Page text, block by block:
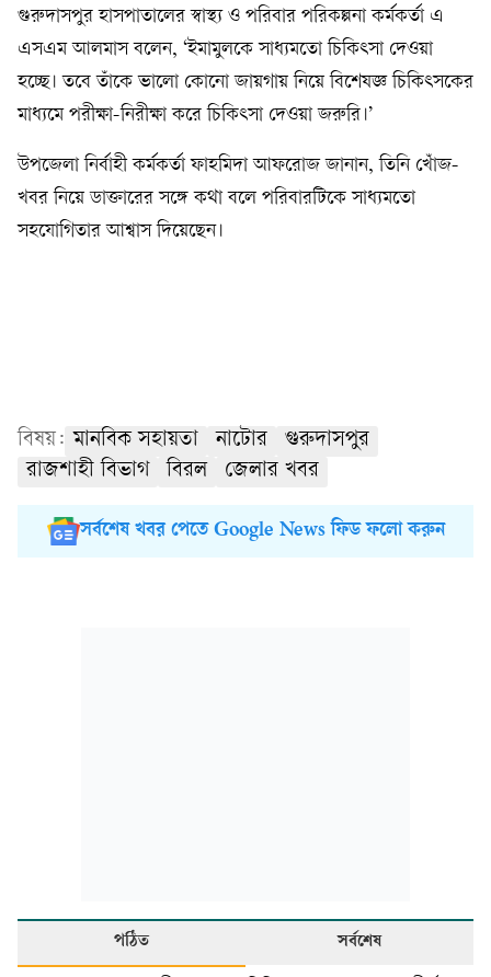
গুরুদাসপুর হাসপাতালের স্বাস্থ্য ও পরিবার পরিকল্পনা কর্মকর্তা এ
এসএম আলমাস বলেন, ‘ইমামুলকে সাধ্যমতো চিকিৎসা দেওয়া
হচ্ছে। তবে তাঁকে ভালো কোনো জায়গায় নিয়ে বিশেষজ্ঞ চিকিৎসকের
মাধ্যমে পরীক্ষা-নিরীক্ষা করে চিকিৎসা দেওয়া জরুরি।’
উপজেলা নির্বাহী কর্মকর্তা ফাহমিদা আফরোজ জানান, তিনি খোঁজ-
খবর নিয়ে ডাক্তারের সঙ্গে কথা বলে পরিবারটিকে সাধ্যমতো
সহযোগিতার আশ্বাস দিয়েছেন।
বিষয়: মানবিক সহায়তা নাটোর
গুরুদাসপুর
রাজশাহী বিভাগ
বিরল জেলার খবর
সর্বশেষ খবর পেতে Google News ফিড ফলো করুন
পঠিত সর্বশেষ